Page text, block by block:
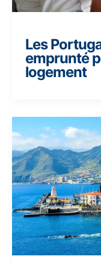
Les
emprunté
logement